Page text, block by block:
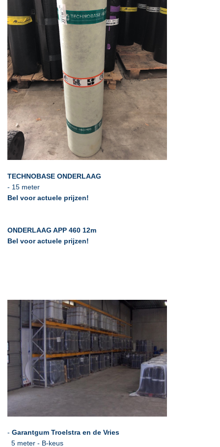
TECHNOBASE ONDERLAAG
- 15 meter
Bel voor actuele prijzen!
ONDERLAAG APP 460 12m
Bel voor actuele prijzen!
- Garantgum Troelstra en de Vries
5 meter - B-keus